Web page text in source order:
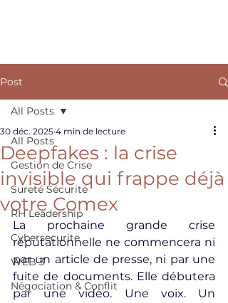
Post
All Posts
Gestion de Crise
Sureté Sécurité
RH Leadership
Cybersecurite
WEB 3
Négociation & Conflit
All Posts
Deepfakes : la crise
invisible qui frappe déjà
votre Comex
30 déc. 2025 4 min de lecture
La prochaine grande crise
réputationnelle ne commencera ni
par un article de presse, ni par une
fuite de documents. Elle débutera
par une vidéo. Une voix. Un